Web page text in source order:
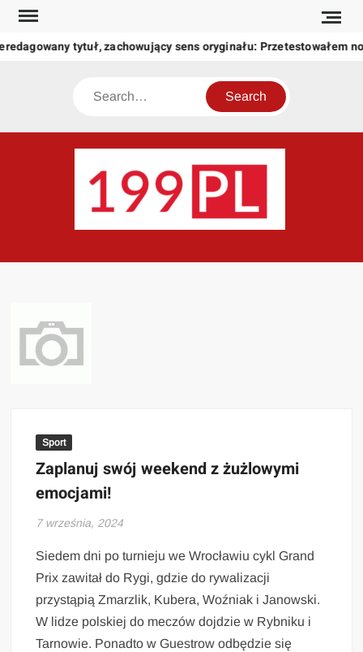
Skip
content
tytuł, zachowujący sens oryginału: Przetestowałem
Search
świat
Sport
Zaplanuj swój weekend z żużlowymi
emocjami!
7 września, 2024
Siedem dni po turnieju we Wrocławiu cykl Grand
Prix zawitał do Rygi, gdzie do rywalizacji
przystąpią Zmarzlik, Kubera, Woźniak i Janowski.
W lidze polskiej do meczów dojdzie w Rybniku i
Tarnowie. Ponadto w Guestrow odbędzie się